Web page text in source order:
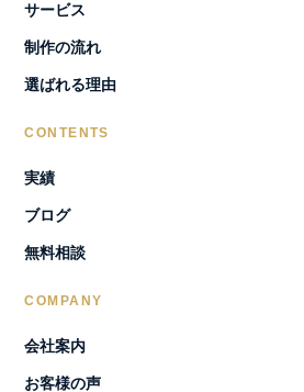
サービス
制作の流れ
選ばれる理由
CONTENTS
実績
ブログ
無料相談
COMPANY
会社案内
お客様の声